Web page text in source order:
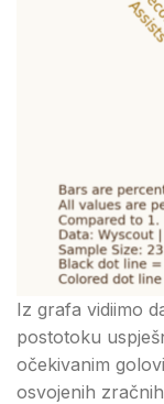
Iz grafa vidiimo
postotoku
očekivanim
osvojenih